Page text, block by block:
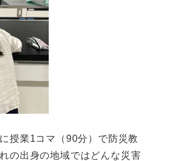
授業1コマ（90分）で防災教
の出身の地域ではどんな災害